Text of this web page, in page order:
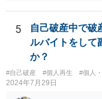
を起こされることもあ
とをお勧めします。
5
自己破産中で破
ルバイトをして
か？
#自己破産 #個人再生 #個人
2024年7月29日